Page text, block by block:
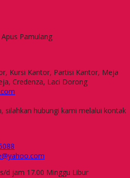
Pamulang
Kursi Kantor, Partisi Kantor, Meja
Credenza, Laci Dorong
silahkan hubungi kami melalui kontak
d jam 17.00 Minggu Libur